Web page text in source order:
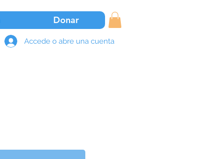
Donar
Accede o abre una cuenta